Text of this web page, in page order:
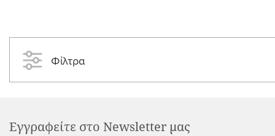
Φίλτρα
Εγγραφείτε στο Newsletter μας